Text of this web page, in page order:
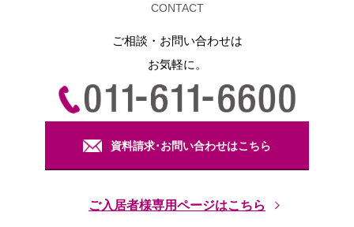
CONTACT
ご相談・お問い合わせは
お気軽に。
資料請求･お問い合わせはこちら
ご入居者様専用ページはこちら